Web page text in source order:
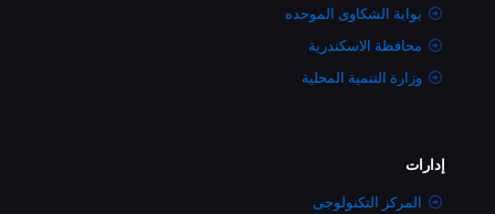
بوابة الشكاوى الموحده
محافظة الاسكندرية
وزارة التنمية المحلية
إدارات
المركز التكنولوجى